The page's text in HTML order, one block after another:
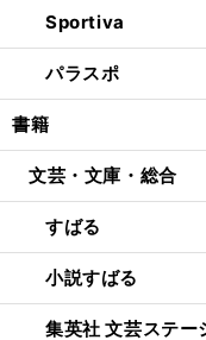
Sportiva
パラスポ
書籍
文芸・文庫・総合
すばる
小説すばる
集英社 文芸ステー